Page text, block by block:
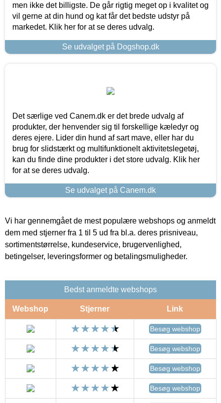
men ikke det billigste. De går rigtig meget op i kvalitet og
vil gerne at din hund og kat får det bedste udstyr på
markedet. Klik her for at se deres udvalg.
Se udvalget på Dogshop.dk
Det særlige ved Canem.dk er det brede udvalg af
produkter, der henvender sig til forskellige kæledyr og
deres ejere. Lider din hund af sart mave, eller har du
brug for slidstærkt og multifunktionelt aktivitetslegetøj,
kan du finde dine produkter i det store udvalg. Klik her
for at se deres udvalg.
Se udvalget på Canem.dk
Vi har gennemgået de mest populære webshops og anmeldt
dem med stjerner fra 1 til 5 ud fra bl.a. deres prisniveau,
sortimentstørrelse, kundeservice, brugervenlighed,
betingelser, leveringsformer og betalingsmuligheder.
Bedst anmeldte webshops
Webshop Stjerner Link
Besøg webshop
Besøg webshop
Besøg webshop
Besøg webshop